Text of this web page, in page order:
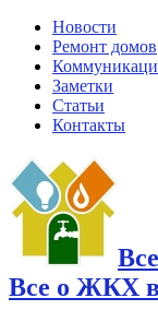
Новости
Ремонт домов
Заметки
Статьи
Контакты
Все о ЖКХ